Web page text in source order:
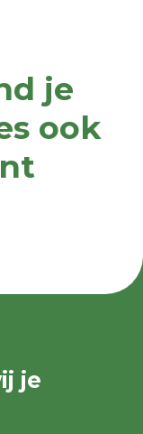
je
ook
je